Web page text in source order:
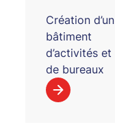
Création d’un
bâtiment
d’activités et
de bureaux